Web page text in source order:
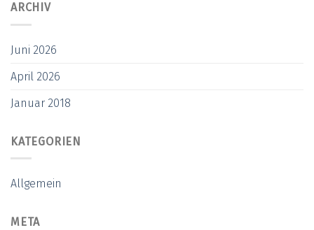
ARCHIV
Juni 2026
April 2026
Januar 2018
KATEGORIEN
Allgemein
META